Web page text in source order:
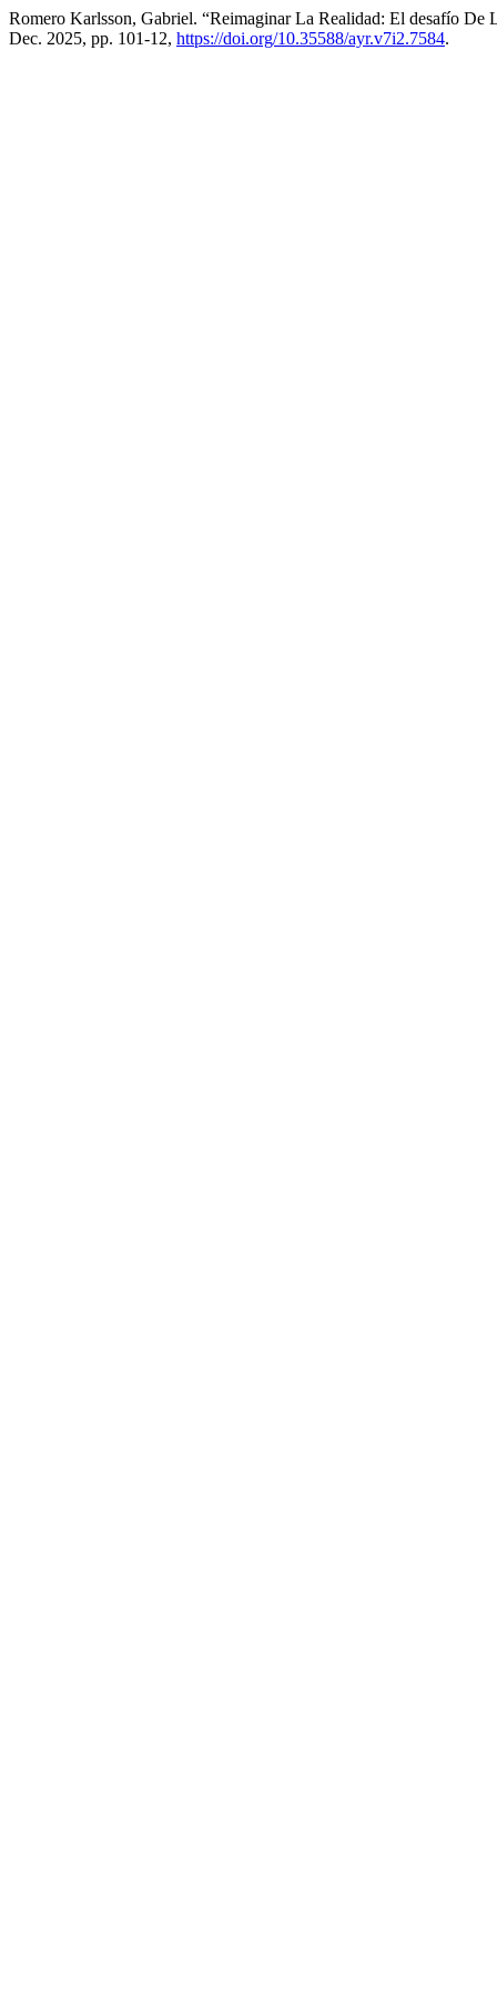
Romero Karlsson, Gabriel. “Reimaginar La Realidad: El desafío
Dec. 2025, pp. 101-12, https://doi.org/10.35588/ayr.v7i2.7584.